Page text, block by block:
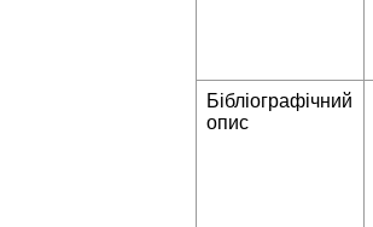
Бібліографічний
опис